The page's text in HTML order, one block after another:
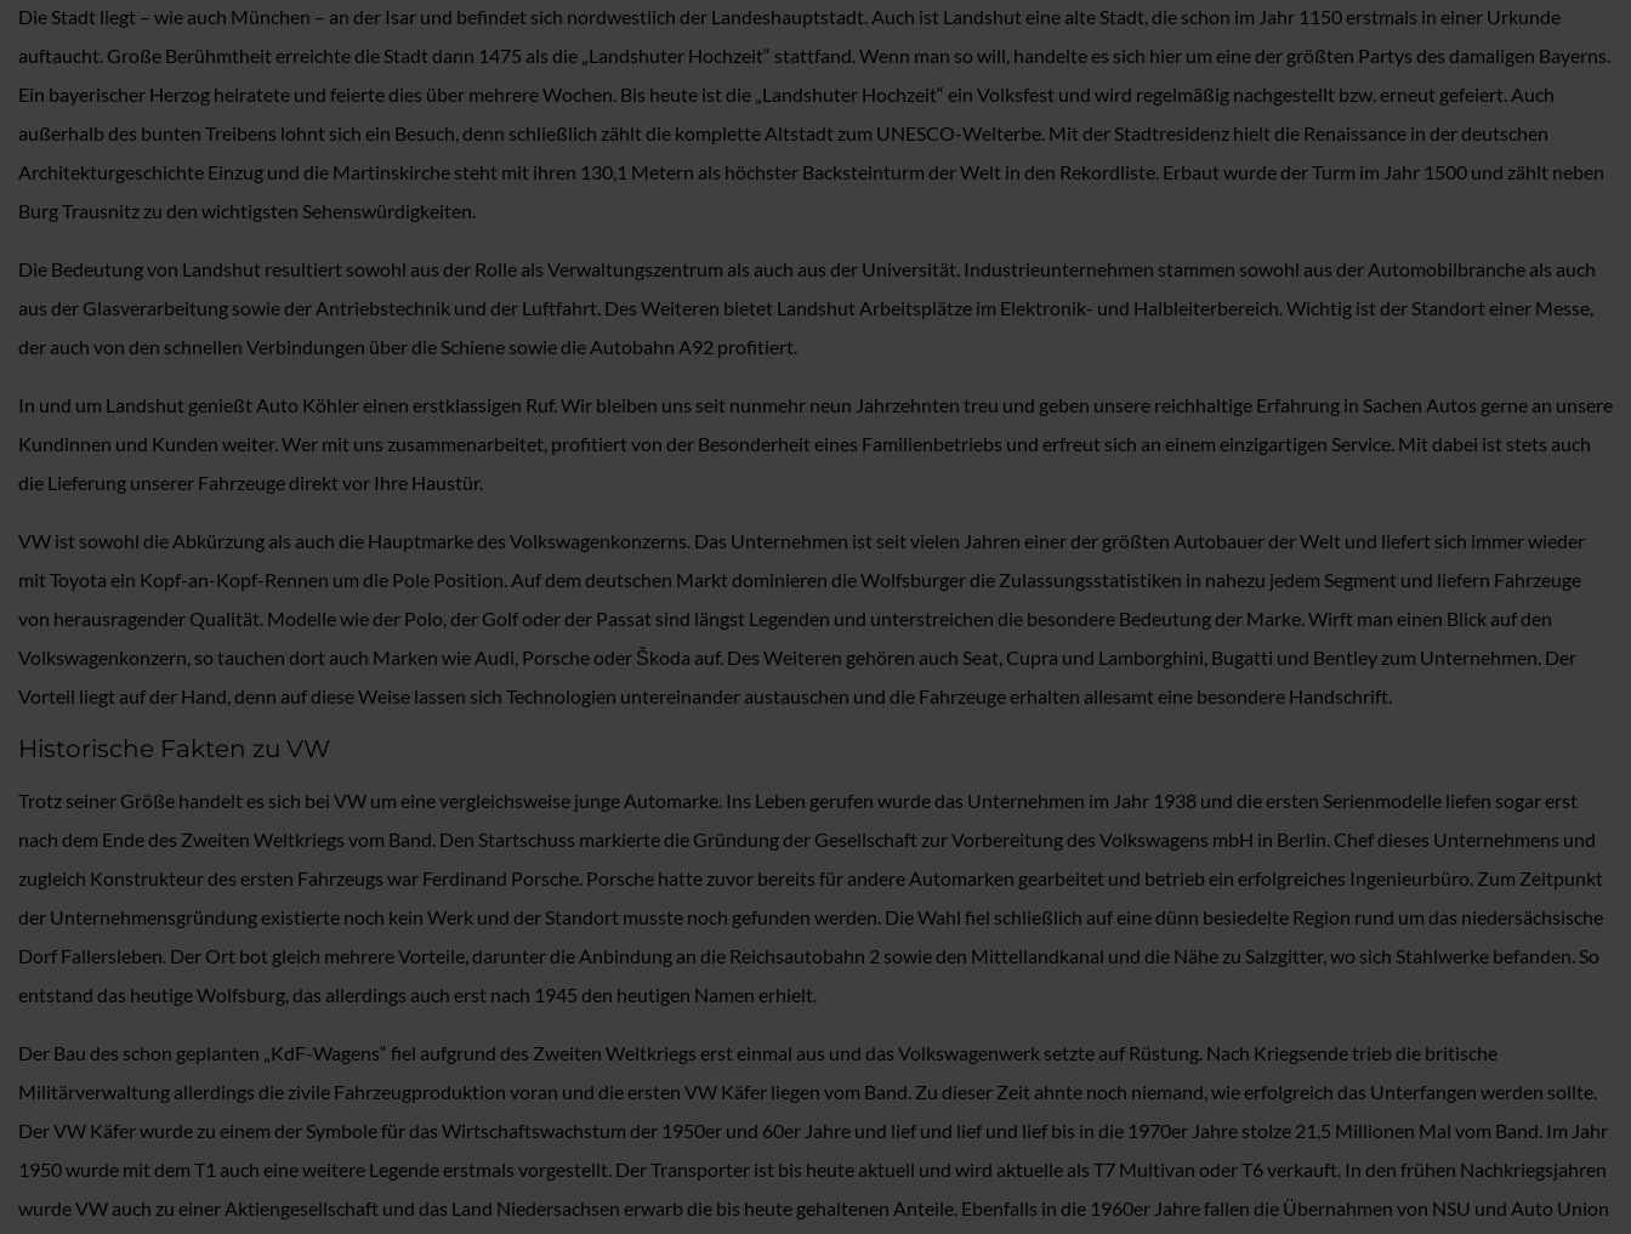
Die Stadt liegt – wie auch München – an der Isar und befindet sich nordwestlich der Landeshauptstadt. Auch ist Landshut eine alte Stadt, die schon im Jahr 1150 erstmals in einer Urkunde
auftaucht. Große Berühmtheit erreichte die Stadt dann 1475 als die „Landshuter Hochzeit“ stattfand. Wenn man so will, handelte es sich hier um eine der größten Partys des damaligen Bayerns.
Ein bayerischer Herzog heiratete und feierte dies über mehrere Wochen. Bis heute ist die „Landshuter Hochzeit“ ein Volksfest und wird regelmäßig nachgestellt bzw. erneut gefeiert. Auch
außerhalb des bunten Treibens lohnt sich ein Besuch, denn schließlich zählt die komplette Altstadt zum UNESCO-Welterbe. Mit der Stadtresidenz hielt die Renaissance in der deutschen
Architekturgeschichte Einzug und die Martinskirche steht mit ihren 130,1 Metern als höchster Backsteinturm der Welt in den Rekordliste. Erbaut wurde der Turm im Jahr 1500 und zählt neben
Burg Trausnitz zu den wichtigsten Sehenswürdigkeiten.
Die Bedeutung von Landshut resultiert sowohl aus der Rolle als Verwaltungszentrum als auch aus der Universität. Industrieunternehmen stammen sowohl aus der Automobilbranche als auch
aus der Glasverarbeitung sowie der Antriebstechnik und der Luftfahrt. Des Weiteren bietet Landshut Arbeitsplätze im Elektronik- und Halbleiterbereich. Wichtig ist der Standort einer Messe,
der auch von den schnellen Verbindungen über die Schiene sowie die Autobahn A92 profitiert.
In und um Landshut genießt Auto Köhler einen erstklassigen Ruf. Wir bleiben uns seit nunmehr neun Jahrzehnten treu und geben unsere reichhaltige Erfahrung in Sachen Autos gerne an unsere
Kundinnen und Kunden weiter. Wer mit uns zusammenarbeitet, profitiert von der Besonderheit eines Familienbetriebs und erfreut sich an einem einzigartigen Service. Mit dabei ist stets auch
die Lieferung unserer Fahrzeuge direkt vor Ihre Haustür.
VW ist sowohl die Abkürzung als auch die Hauptmarke des Volkswagenkonzerns. Das Unternehmen ist seit vielen Jahren einer der größten Autobauer der Welt und liefert sich immer wieder
mit Toyota ein Kopf-an-Kopf-Rennen um die Pole Position. Auf dem deutschen Markt dominieren die Wolfsburger die Zulassungsstatistiken in nahezu jedem Segment und liefern Fahrzeuge
von herausragender Qualität. Modelle wie der Polo, der Golf oder der Passat sind längst Legenden und unterstreichen die besondere Bedeutung der Marke. Wirft man einen Blick auf den
Volkswagenkonzern, so tauchen dort auch Marken wie Audi, Porsche oder Škoda auf. Des Weiteren gehören auch Seat, Cupra und Lamborghini, Bugatti und Bentley zum Unternehmen. Der
Vorteil liegt auf der Hand, denn auf diese Weise lassen sich Technologien untereinander austauschen und die Fahrzeuge erhalten allesamt eine besondere Handschrift.
Historische Fakten zu VW
Trotz seiner Größe handelt es sich bei VW um eine vergleichsweise junge Automarke. Ins Leben gerufen wurde das Unternehmen im Jahr 1938 und die ersten Serienmodelle liefen sogar erst
nach dem Ende des Zweiten Weltkriegs vom Band. Den Startschuss markierte die Gründung der Gesellschaft zur Vorbereitung des Volkswagens mbH in Berlin. Chef dieses Unternehmens und
zugleich Konstrukteur des ersten Fahrzeugs war Ferdinand Porsche. Porsche hatte zuvor bereits für andere Automarken gearbeitet und betrieb ein erfolgreiches Ingenieurbüro. Zum Zeitpunkt
der Unternehmensgründung existierte noch kein Werk und der Standort musste noch gefunden werden. Die Wahl fiel schließlich auf eine dünn besiedelte Region rund um das niedersächsische
Dorf Fallersleben. Der Ort bot gleich mehrere Vorteile, darunter die Anbindung an die Reichsautobahn 2 sowie den Mittellandkanal und die Nähe zu Salzgitter, wo sich Stahlwerke befanden. So
entstand das heutige Wolfsburg, das allerdings auch erst nach 1945 den heutigen Namen erhielt.
Der Bau des schon geplanten „KdF-Wagens“ fiel aufgrund des Zweiten Weltkriegs erst einmal aus und das Volkswagenwerk setzte auf Rüstung. Nach Kriegsende trieb die britische
Militärverwaltung allerdings die zivile Fahrzeugproduktion voran und die ersten VW Käfer liegen vom Band. Zu dieser Zeit ahnte noch niemand, wie erfolgreich das Unterfangen werden sollte.
Der VW Käfer wurde zu einem der Symbole für das Wirtschaftswachstum der 1950er und 60er Jahre und lief und lief und lief bis in die 1970er Jahre stolze 21,5 Millionen Mal vom Band. Im Jahr
1950 wurde mit dem T1 auch eine weitere Legende erstmals vorgestellt. Der Transporter ist bis heute aktuell und wird aktuelle als T7 Multivan oder T6 verkauft. In den frühen Nachkriegsjahren
wurde VW auch zu einer Aktiengesellschaft und das Land Niedersachsen erwarb die bis heute gehaltenen Anteile. Ebenfalls in die 1960er Jahre fallen die Übernahmen von NSU und Auto Union